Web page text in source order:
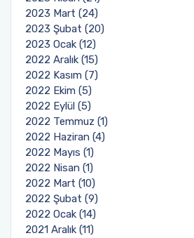
2023 Mart (24)
2023 Şubat (20)
2023 Ocak (12)
2022 Aralık (15)
2022 Kasım (7)
2022 Ekim (5)
2022 Eylül (5)
2022 Temmuz (1)
2022 Haziran (4)
2022 Mayıs (1)
2022 Nisan (1)
2022 Mart (10)
2022 Şubat (9)
2022 Ocak (14)
2021 Aralık (11)